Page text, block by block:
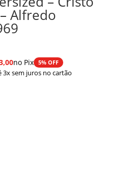
Alfredo
no Pix 5% OFF
3x sem juros no cartão